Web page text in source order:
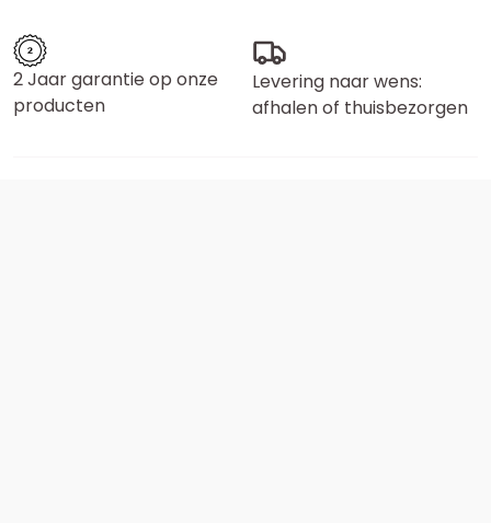
2 Jaar garantie op onze
producten
Levering naar wens:
afhalen of thuisbezorgen